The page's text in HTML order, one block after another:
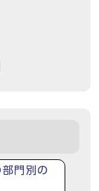
門別の